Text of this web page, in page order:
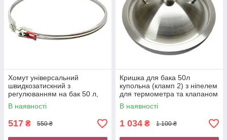
Хомут універсальний
швидкозатискний з
регулюванням на бак 50 л,
фіксатор для перегінного
куба
В наявності
517 ₴ 550 ₴
Кришка для бака 50л
купольна (кламп 2) з ніпелем
для термометра та клапаном
надлишкового тиску
В наявності
1 034 ₴ 1 100 ₴